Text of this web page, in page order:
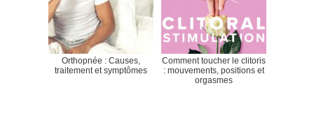
Orthopnée : Causes,
traitement et symptômes
Comment toucher le clitoris
: mouvements, positions et
orgasmes